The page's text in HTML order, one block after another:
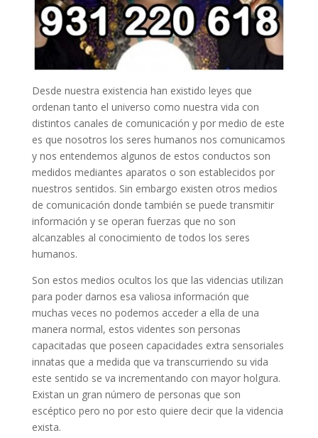
Desde nuestra existencia han existido leyes que
ordenan tanto el universo como nuestra vida con
distintos canales de comunicación y por medio de este
es que nosotros los seres humanos nos comunicamos
y nos entendemos algunos de estos conductos son
medidos mediantes aparatos o son establecidos por
nuestros sentidos. Sin embargo existen otros medios
de comunicación donde también se puede transmitir
información y se operan fuerzas que no son
alcanzables al conocimiento de todos los seres
humanos.
Son estos medios ocultos los que las videncias utilizan
para poder darnos esa valiosa información que
muchas veces no podemos acceder a ella de una
manera normal, estos videntes son personas
capacitadas que poseen capacidades extra sensoriales
innatas que a medida que va transcurriendo su vida
este sentido se va incrementando con mayor holgura.
Existan un gran número de personas que son
escéptico pero no por esto quiere decir que la videncia
exista.